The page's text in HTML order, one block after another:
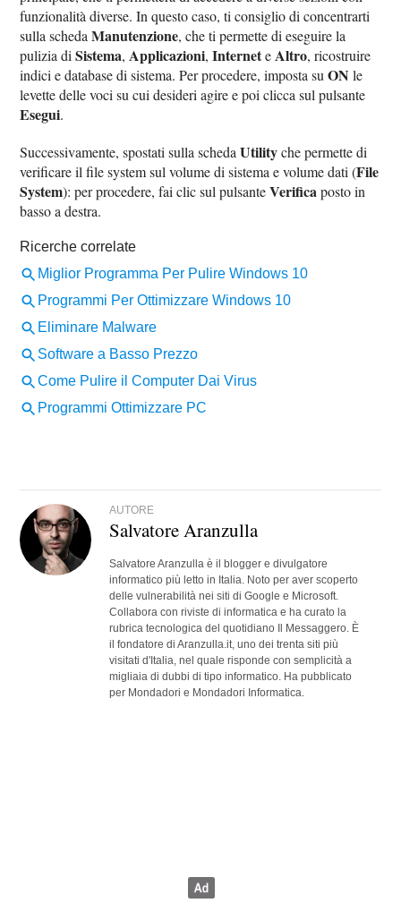
funzionalità diverse. In questo caso, ti consiglio di concentrarti
sulla schedaManutenzione, che ti permette di eseguire la
pulizia diSistema, Applicazioni,Internete Altro, ricostruire
indici e database di sistema. Per procedere, imposta suON le
levette delle voci su cui desideri agire e poi clicca sul pulsante
Esegui.
Successivamente, spostati sulla schedaUtilityche permette di
verificare il file system sul volume di sistema e volume dati (File
System): per procedere, fai clic sul pulsanteVerificaposto in
basso a destra.
AUTORE
Salvatore Aranzulla
Salvatore Aranzulla è il blogger e divulgatore
informatico più letto in Italia. Noto per aver scoperto
delle vulnerabilità nei siti di Google e Microsoft.
Collabora con riviste di informatica e ha curato la
rubrica tecnologica del quotidiano Il Messaggero. È
il fondatore di Aranzulla.it, uno dei trenta siti più
visitati d'Italia, nel quale risponde con semplicità a
migliaia di dubbi di tipo informatico. Ha pubblicato
per Mondadori e Mondadori Informatica.